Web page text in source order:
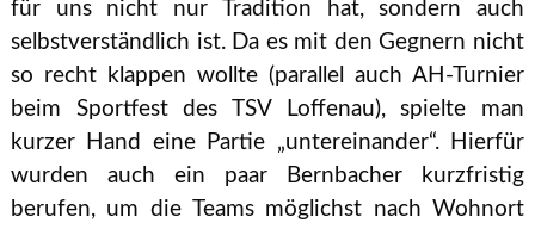
für uns nicht nur Tradition hat, sondern auch
selbstverständlich ist. Da es mit den Gegnern nicht
so recht klappen wollte (parallel auch AH-Turnier
beim Sportfest des TSV Loffenau), spielte man
kurzer Hand eine Partie „untereinander“. Hierfür
wurden auch ein paar Bernbacher kurzfristig
berufen, um die Teams möglichst nach Wohnort